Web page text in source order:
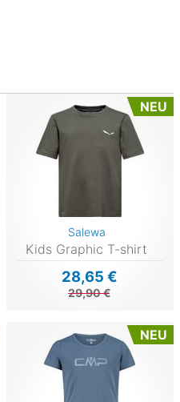
NEU
Salewa
Kids Graphic T-shirt
28,65 €
29,90 €
NEU